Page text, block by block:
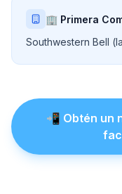
🏢 Primera
Southwestern Bell
📲 Obtén un